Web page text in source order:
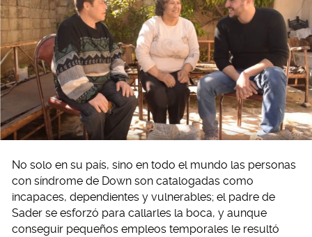
No solo en su país, sino en todo el mundo las personas
con síndrome de Down son catalogadas como
incapaces, dependientes y vulnerables; el padre de
Sader se esforzó para callarles la boca, y aunque
conseguir pequeños empleos temporales le resultó